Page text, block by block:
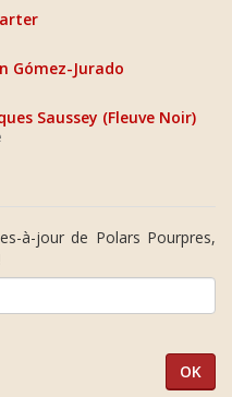
Gómez-Jurado
Saussey (Fleuve Noir)
à-jour de Polars Pourpres,